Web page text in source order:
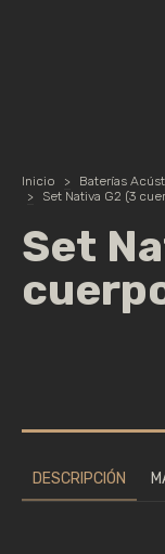
Inicio > Baterías
>
Set Nativa G2 (3
Set
DESCRIPCIÓN